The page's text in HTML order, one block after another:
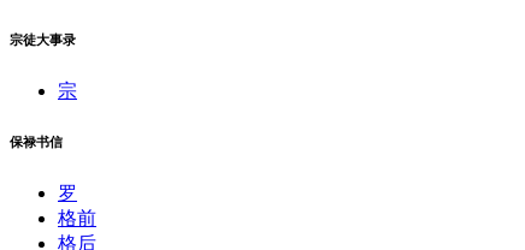
宗徒大事录
宗
保禄书信
罗
格前
格后